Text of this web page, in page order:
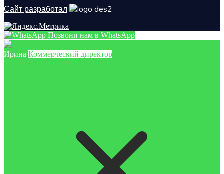
Сайт разработал
Позвони нам в WhatsApp
Ирина Коммерческий директор